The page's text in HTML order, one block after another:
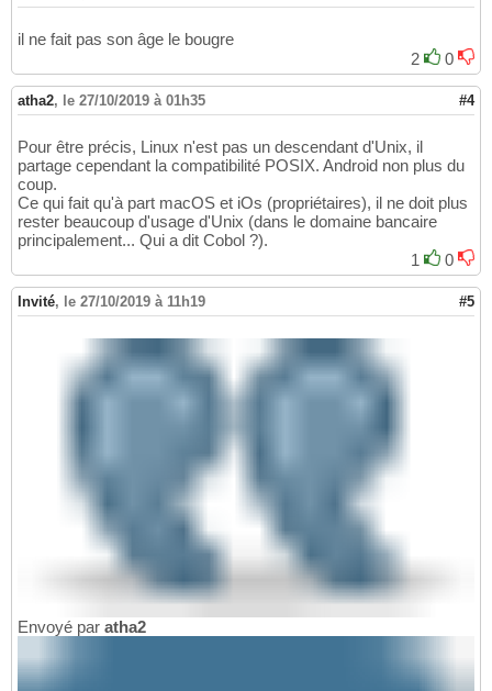
il ne fait pas son âge le bougre
2
0
atha2, le 27/10/2019 à 01h35 #4
Pour être précis, Linux n'est pas un descendant d'Unix, il
partage cependant la compatibilité POSIX. Android non plus du
coup.
Ce qui fait qu'à part macOS et iOs (propriétaires), il ne doit plus
rester beaucoup d'usage d'Unix (dans le domaine bancaire
principalement... Qui a dit Cobol ?).
1
0
Invité, le 27/10/2019 à 11h19 #5
Envoyé par atha2